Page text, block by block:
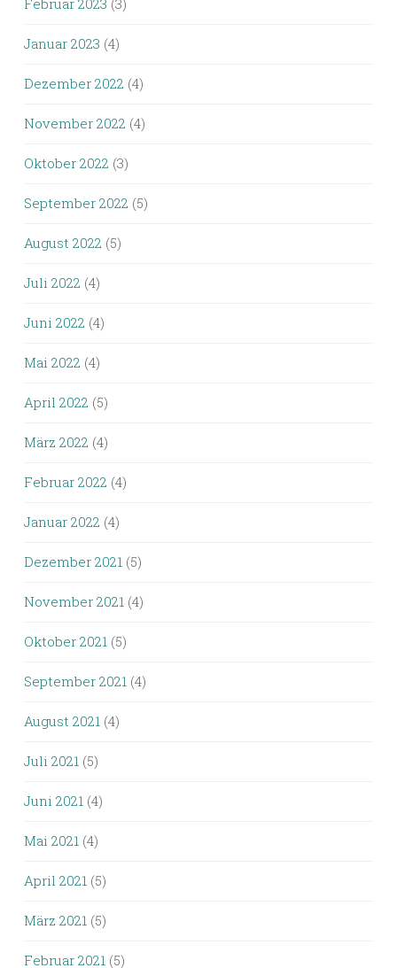
Januar 2023 (4)
Dezember 2022 (4)
November 2022 (4)
Oktober 2022 (3)
September 2022 (5)
August 2022 (5)
Juli 2022 (4)
Juni 2022 (4)
Mai 2022 (4)
April 2022 (5)
März 2022 (4)
Februar 2022 (4)
Januar 2022 (4)
Dezember 2021 (5)
November 2021 (4)
Oktober 2021 (5)
September 2021 (4)
August 2021 (4)
Juli 2021 (5)
Juni 2021 (4)
Mai 2021 (4)
April 2021 (5)
März 2021 (5)
Februar 2021 (5)